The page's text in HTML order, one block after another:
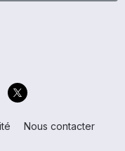
Nous contacter